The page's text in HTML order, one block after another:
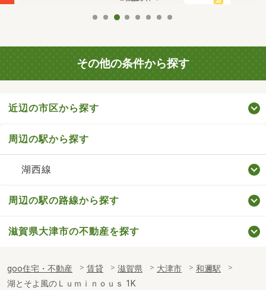
その他の条件から探す
近辺の市区から探す
周辺の駅から探す
湖西線
周辺の駅の路線から探す
滋賀県大津市の不動産を探す
goo住宅・不動産 賃貸 滋賀県 大津市
和邇駅
湖とそよ風のＬｕｍｉｎｏｕｓ 1K